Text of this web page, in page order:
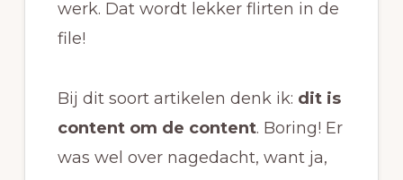
werk. Dat wordt lekker flirten in de
file!
Bij dit soort artikelen denk ik: dit is
content om de content. Boring! Er
was wel over nagedacht, want ja,